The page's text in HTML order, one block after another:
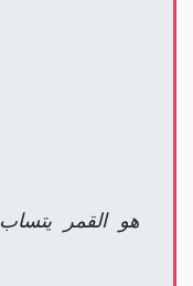
هو القمر يتساب